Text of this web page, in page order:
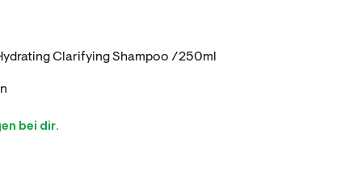
Clarifying Shampoo /250ml
bei dir.